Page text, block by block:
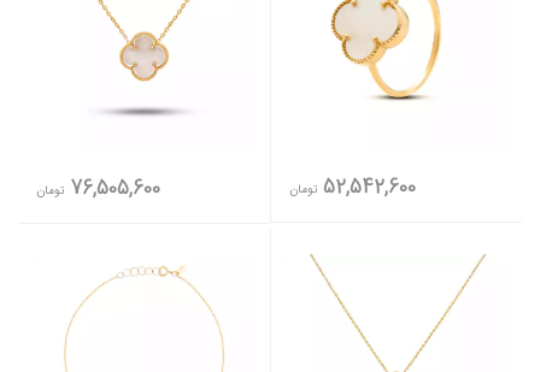
52,542,600 تومان 76,505,600 تومان